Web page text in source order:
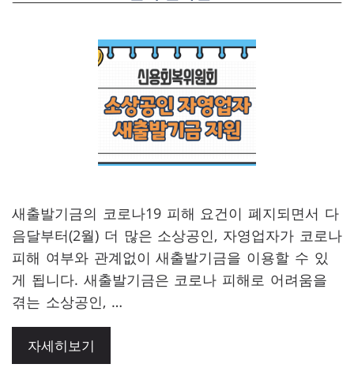
새출발기금의 코로나19 피해 요건이 폐지되면서 다
음달부터(2월) 더 많은 소상공인, 자영업자가 코로나
피해 여부와 관계없이 새출발기금을 이용할 수 있
게 됩니다. 새출발기금은 코로나 피해로 어려움을
겪는 소상공인, …
자세히보기